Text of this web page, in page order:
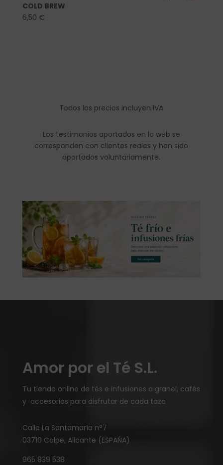
COLD BREW
6,50 €
Todos los precios incluyen IVA
Los testimonios aportados en la web se
corresponden con clientes reales y han sido
aportados voluntariamente.
Amor por el Té S.L.
Tu tienda online de tés e infusiones a granel, cafés
y accesorios para disfrutar de cada taza
Calle La Santamaría n°7
03710 Calpe, Alicante (ESPAÑA)
965 839 538